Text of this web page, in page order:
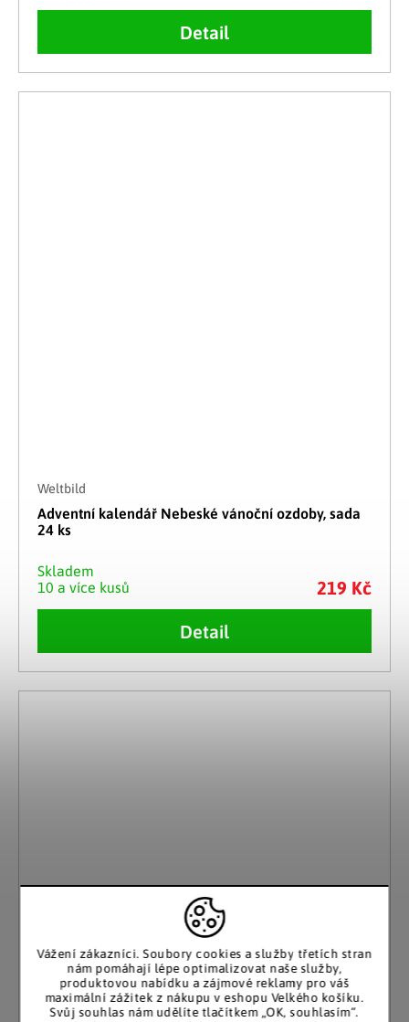
Vážení zákazníci. Soubory cookies a služby třetích stran
nám pomáhají lépe optimalizovat naše služby,
produktovou nabídku a zájmové reklamy pro váš
maximální zážitek z nákupu v eshopu Velkého košíku.
Svůj souhlas nám udělíte tlačítkem „OK, souhlasím“.
Detail
Weltbild
Adventní kalendář Nebeské vánoční ozdoby, sada
24 ks
Skladem
10 a více kusů
219 Kč
Detail